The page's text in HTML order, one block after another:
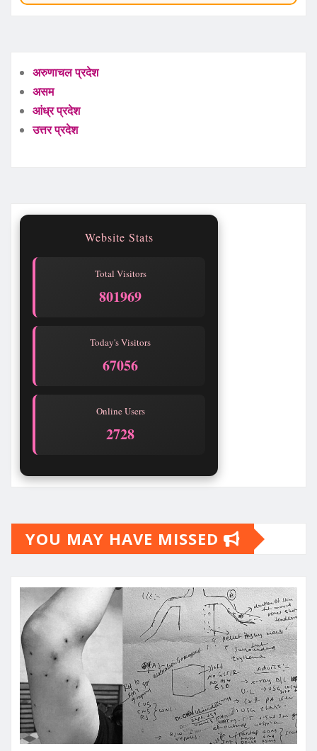
अरुणाचल प्रदेश
असम
आंध्र प्रदेश
उत्तर प्रदेश
Website Stats
Total Visitors
801969
Today's Visitors
67056
Online Users
2728
YOU MAY HAVE MISSED